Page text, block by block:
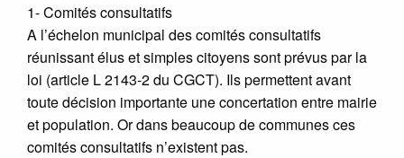
1- Comités consultatifs
A l’échelon municipal des comités consultatifs
réunissant élus et simples citoyens sont prévus par la
loi (article L 2143-2 du CGCT). Ils permettent avant
toute décision importante une concertation entre mairie
et population. Or dans beaucoup de communes ces
comités consultatifs n’existent pas.